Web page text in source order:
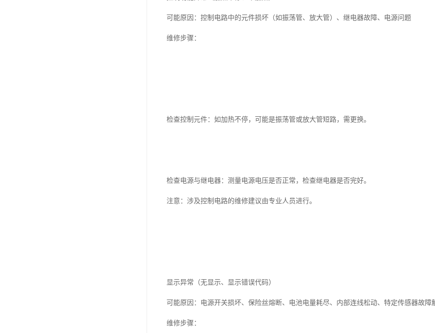
可能原因：控制电路中的元件损坏（如振荡管、放大管）、继电器故障、电源问题
维修步骤：
检查控制元件：如加热不停，可能是振荡管或放大管短路，需更换。
检查电源与继电器：测量电源电压是否正常，检查继电器是否完好。
注意：涉及控制电路的维修建议由专业人员进行。
显示异常（无显示、显示错误代码）
可能原因：电源开关损坏、保险丝熔断、电池电量耗尽、内部连线松动、特定传感器故障
维修步骤：